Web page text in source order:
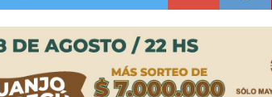
ante posibles lluvias intensas